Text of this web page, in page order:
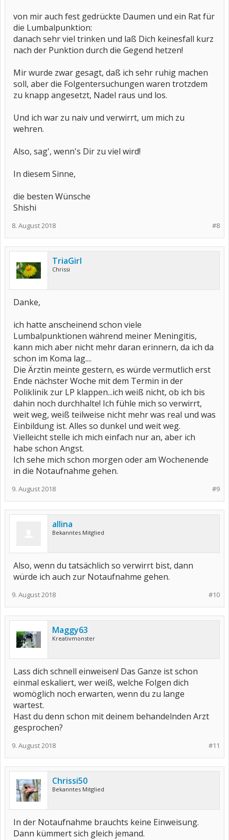
von mir auch fest gedrückte Daumen und ein Rat für
die Lumbalpunktion:
danach sehr viel trinken und laß Dich keinesfall kurz
nach der Punktion durch die Gegend hetzen!
Mir wurde zwar gesagt, daß ich sehr ruhig machen
soll, aber die Folgentersuchungen waren trotzdem
zu knapp angesetzt, Nadel raus und los.
Und ich war zu naiv und verwirrt, um mich zu
wehren.
Also, sag', wenn's Dir zu viel wird!
In diesem Sinne,
die besten Wünsche
Shishi
#8
8. August 2018
TriaGirl
Chrissi
Danke,
ich hatte anscheinend schon viele
Lumbalpunktionen während meiner Meningitis,
kann mich aber nicht mehr daran erinnern, da ich da
schon im Koma lag....
Die Ärztin meinte gestern, es würde vermutlich erst
Ende nächster Woche mit dem Termin in der
Poliklinik zur LP klappen...ich weiß nicht, ob ich bis
dahin noch durchhalte! Ich fühle mich so verwirrt,
weit weg, weiß teilweise nicht mehr was real und was
Einbildung ist. Alles so dunkel und weit weg.
Vielleicht stelle ich mich einfach nur an, aber ich
habe schon Angst.
Ich sehe mich schon morgen oder am Wochenende
in die Notaufnahme gehen.
#9
9. August 2018
allina
Bekanntes Mitglied
Also, wenn du tatsächlich so verwirrt bist, dann
würde ich auch zur Notaufnahme gehen.
#10
9. August 2018
Maggy63
Kreativmonster
Lass dich schnell einweisen! Das Ganze ist schon
einmal eskaliert, wer weiß, welche Folgen dich
womöglich noch erwarten, wenn du zu lange
wartest.
Hast du denn schon mit deinem behandelnden Arzt
gesprochen?
#11
9. August 2018
Chrissi50
Bekanntes Mitglied
In der Notaufnahme brauchts keine Einweisung.
Dann kümmert sich gleich jemand.